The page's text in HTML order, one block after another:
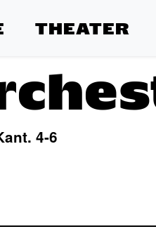
THEATER
4-6